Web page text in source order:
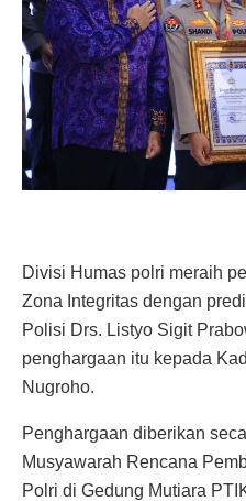
Divisi Humas polri meraih
Zona Integritas dengan
Polisi Drs. Listyo Sigit
penghargaan itu kepada
Nugroho.
Penghargaan diberikan
Musyawarah Rencana
Polri di Gedung Mutiara